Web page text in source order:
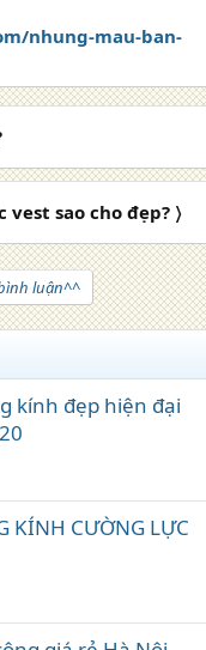
nhung-mau-ban-
sao cho đẹp? 〉
luận^^
kính đẹp hiện đại
KÍNH CƯỜNG LỰC